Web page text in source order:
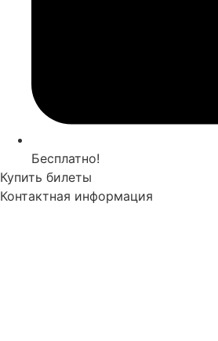
Бесплатно!
Купить билеты
Контактная информация